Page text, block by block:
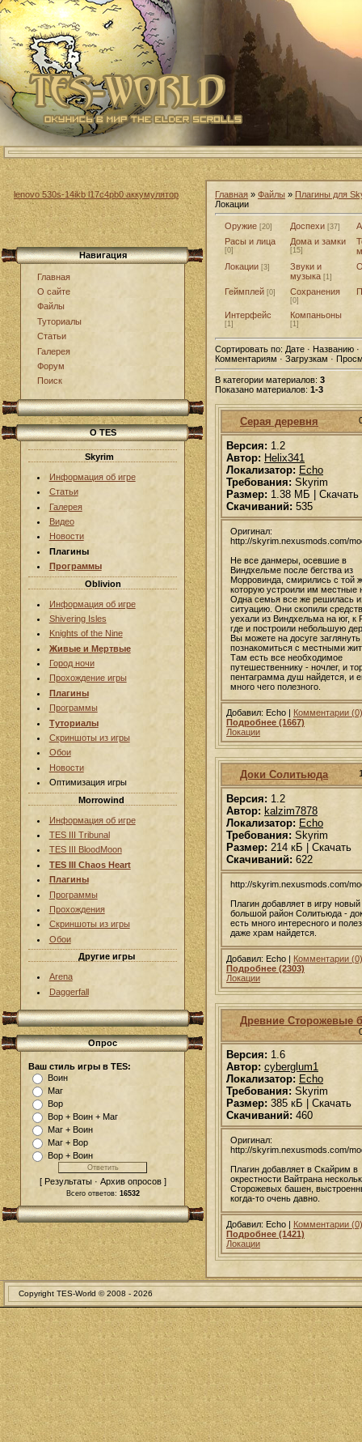
lenovo 530s-14ikb l17c4pb0 аккумулятор
Навигация
Главная
О сайте
Файлы
Туториалы
Статьи
Галерея
Форум
Поиск
О TES
Skyrim
Информация об игре
Статьи
Галерея
Видео
Новости
Плагины
Программы
Oblivion
Информация об игре
Shivering Isles
Knights of the Nine
Живые и Мертвые
Город ночи
Прохождение игры
Плагины
Программы
Туториалы
Скриншоты из игры
Обои
Новости
Оптимизация игры
Morrowind
Информация об игре
TES III Tribunal
TES III BloodMoon
TES III Chaos Heart
Плагины
Программы
Прохождения
Скриншоты из игры
Обои
Другие игры
Arena
Daggerfall
Опрос
Ваш стиль игры в TES:
Воин
Маг
Вор
Вор + Воин + Маг
Маг + Воин
Маг + Вор
Вор + Воин
[ Результаты · Архив опросов ]
Всего ответов: 16532
Главная » Файлы » Плагины для
Локации
Оружие [20] Доспехи [37]
Расы и лица
[0]
Дома и замки
[15]
Локации [3]
Звуки и
музыка [1]
Геймплей [0] Сохранения
[0]
Интерфейс
[1]
Компаньоны
[1]
Сортировать по: Дате · Названию ·
Комментариям · Загрузкам ·
В категории материалов: 3
Показано материалов: 1-3
Серая деревня
Версия: 1.2
Автор: Helix341
Локализатор: Echo
Требования: Skyrim
Размер: 1.38 МБ | Скачать
Скачиваний: 535
Оригинал:
http://skyrim.nexusmods.com/
Не все данмеры, осевшие в
Виндхельме после бегства из
Морровинда, смирились с той
которую устроили им местные
Одна семья все же решилась
ситуацию. Они скопили
уехали из Виндхельма на юг, к
где и построили небольшую
Вы можете на досуге заглянуть
познакомиться с местными
Там есть все необходимое
путешественнику - ночлег, и
пентаграмма душ найдется, и
много чего полезного.
Добавил: Echo | Комментарии (0)
Подробнее (1667)
Локации
Доки Солитьюда
Версия: 1.2
Автор: kalzim7878
Локализатор: Echo
Требования: Skyrim
Размер: 214 кБ | Скачать
Скачиваний: 622
http://skyrim.nexusmods.com/
Плагин добавляет в игру новый
большой район Солитьюда -
есть много интересного и
даже храм найдется.
Добавил: Echo | Комментарии (0)
Подробнее (2303)
Локации
Древние Сторожевые
Версия: 1.6
Автор: cyberglum1
Локализатор: Echo
Требования: Skyrim
Размер: 385 кБ | Скачать
Скачиваний: 460
Оригинал:
http://skyrim.nexusmods.com/
Плагин добавляет в Скайрим в
окрестности Вайтрана
Сторожевых башен,
когда-то очень давно.
Добавил: Echo | Комментарии (0)
Подробнее (1421)
Локации
Copyright TES-World © 2008 - 2026